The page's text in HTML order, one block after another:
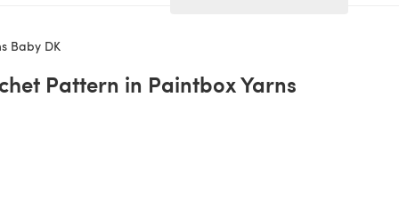
Baby DK
Pattern in Paintbox Yarns